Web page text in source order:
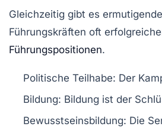
Gleichzeitig gibt es
Führungskräften oft
Führungspositionen.
Politische Teilhabe: Der
Bildung: Bildung ist der
Bewusstseinsbildung: Die